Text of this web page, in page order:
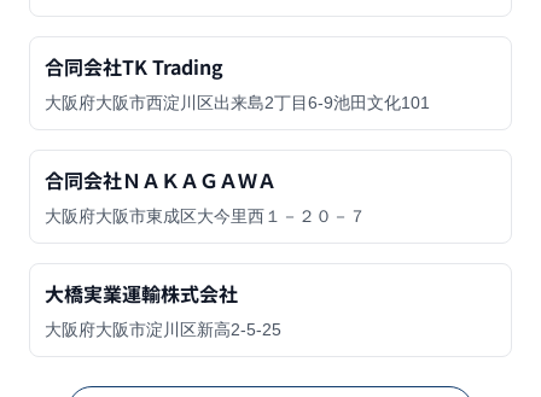
合同会社TK Trading
大阪府大阪市西淀川区出来島2丁目6-9池田文化101
合同会社ＮＡＫＡＧＡＷＡ
大阪府大阪市東成区大今里西１－２０－７
大橋実業運輸株式会社
大阪府大阪市淀川区新高2-5-25